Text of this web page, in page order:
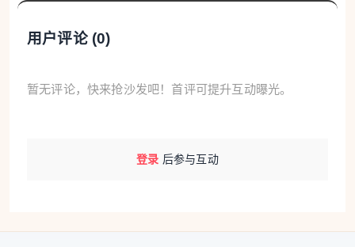
用或关闭的境外账户，就要在申报时勾选相关内容，
并填写 3916 / 3916 bis 附表。官方 2026 年版报税说
个账户分别填写机构名称、地址、账号信息、账户性
千万不要觉得“账户没多少钱”就可以忽略。法国税务
税务信息合作协议的国家或地区，罚款可提高到
用户评论 (0)
暂无评论，快来抢沙发吧！首评可提升互动曝光。
登录 后参与互动